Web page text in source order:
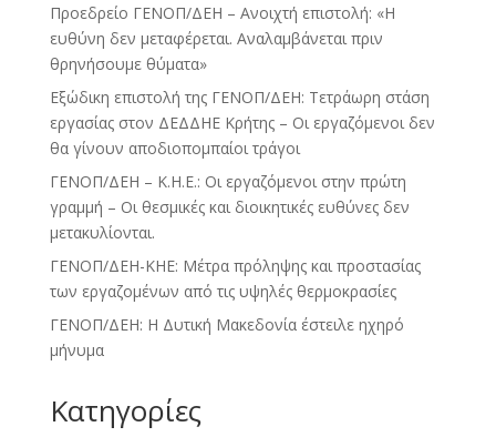
Προεδρείο ΓΕΝΟΠ/ΔΕΗ – Ανοιχτή επιστολή: «Η
ευθύνη δεν μεταφέρεται. Αναλαμβάνεται πριν
θρηνήσουμε θύματα»
Εξώδικη επιστολή της ΓΕΝΟΠ/ΔΕΗ: Τετράωρη στάση
εργασίας στον ΔΕΔΔΗΕ Κρήτης – Οι εργαζόμενοι δεν
θα γίνουν αποδιοπομπαίοι τράγοι
ΓΕΝΟΠ/ΔΕΗ – Κ.Η.Ε.: Οι εργαζόμενοι στην πρώτη
γραμμή – Οι θεσμικές και διοικητικές ευθύνες δεν
μετακυλίονται.
ΓΕΝΟΠ/ΔΕΗ-ΚΗΕ: Μέτρα πρόληψης και προστασίας
των εργαζομένων από τις υψηλές θερμοκρασίες
ΓΕΝΟΠ/ΔΕΗ: Η Δυτική Μακεδονία έστειλε ηχηρό
μήνυμα
Kατηγορίες